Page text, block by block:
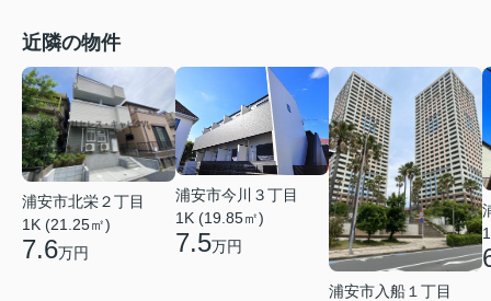
近隣の物件
浦安市北栄２丁目
1K (21.25㎡)
7.6万円
浦安市今川３丁目
1K (19.85㎡)
7.5万円
浦安市入船１丁目